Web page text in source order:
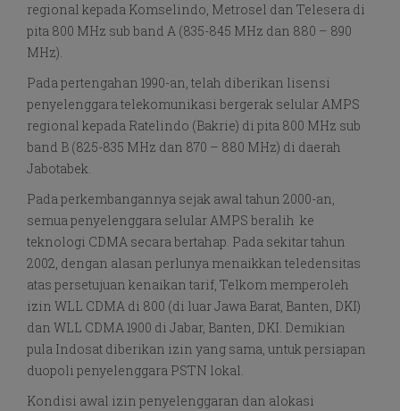
regional kepada Komselindo, Metrosel dan Telesera di
pita 800 MHz sub band A (835-845 MHz dan 880 – 890
MHz).
Pada pertengahan 1990-an, telah diberikan lisensi
penyelenggara telekomunikasi bergerak selular AMPS
regional kepada Ratelindo (Bakrie) di pita 800 MHz sub
band B (825-835 MHz dan 870 – 880 MHz) di daerah
Jabotabek.
Pada perkembangannya sejak awal tahun 2000-an,
semua penyelenggara selular AMPS beralih ke
teknologi CDMA secara bertahap. Pada sekitar tahun
2002, dengan alasan perlunya menaikkan teledensitas
atas persetujuan kenaikan tarif, Telkom memperoleh
izin WLL CDMA di 800 (di luar Jawa Barat, Banten, DKI)
dan WLL CDMA 1900 di Jabar, Banten, DKI. Demikian
pula Indosat diberikan izin yang sama, untuk persiapan
duopoli penyelenggara PSTN lokal.
Kondisi awal izin penyelenggaran dan alokasi